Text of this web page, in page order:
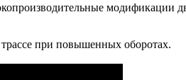
трассе при повышенных оборотах.